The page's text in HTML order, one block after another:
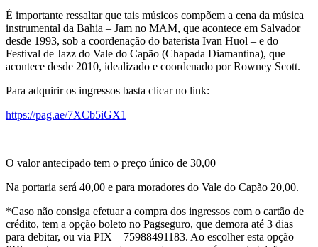
É importante ressaltar que tais músicos compõem a cena da música
instrumental da Bahia – Jam no MAM, que acontece em Salvador
desde 1993, sob a coordenação do baterista Ivan Huol – e do
Festival de Jazz do Vale do Capão (Chapada Diamantina), que
acontece desde 2010, idealizado e coordenado por Rowney Scott.
Para adquirir os ingressos basta clicar no link:
https://pag.ae/7XCb5iGX1
O valor antecipado tem o preço único de 30,00
Na portaria será 40,00 e para moradores do Vale do Capão 20,00.
*Caso não consiga efetuar a compra dos ingressos com o cartão de
crédito, tem a opção boleto no Pagseguro, que demora até 3 dias
para debitar, ou via PIX – 75988491183. Ao escolher esta opção